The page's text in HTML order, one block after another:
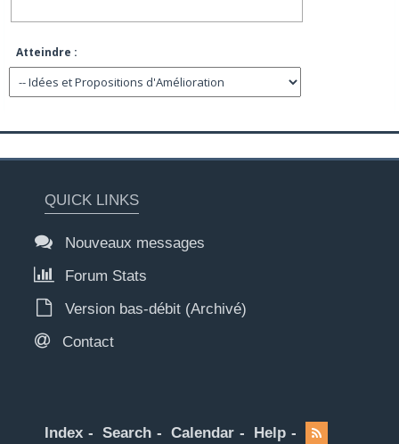
Atteindre :
QUICK LINKS
Nouveaux messages
Forum Stats
Version bas-débit (Archivé)
Contact
Index Search Calendar Help